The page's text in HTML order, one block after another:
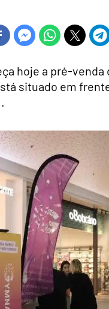
hoje a pré-
situado em